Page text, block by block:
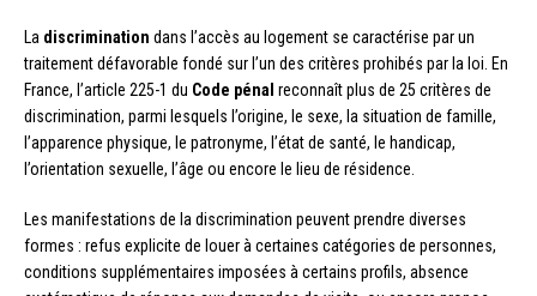
La discrimination dans l’accès au logement se caractérise par un
traitement défavorable fondé sur l’un des critères prohibés par la loi. En
France, l’article 225-1 du Code pénal reconnaît plus de 25 critères de
discrimination, parmi lesquels l’origine, le sexe, la situation de famille,
l’apparence physique, le patronyme, l’état de santé, le handicap,
l’orientation sexuelle, l’âge ou encore le lieu de résidence.
Les manifestations de la discrimination peuvent prendre diverses
formes : refus explicite de louer à certaines catégories de personnes,
conditions supplémentaires imposées à certains profils, absence